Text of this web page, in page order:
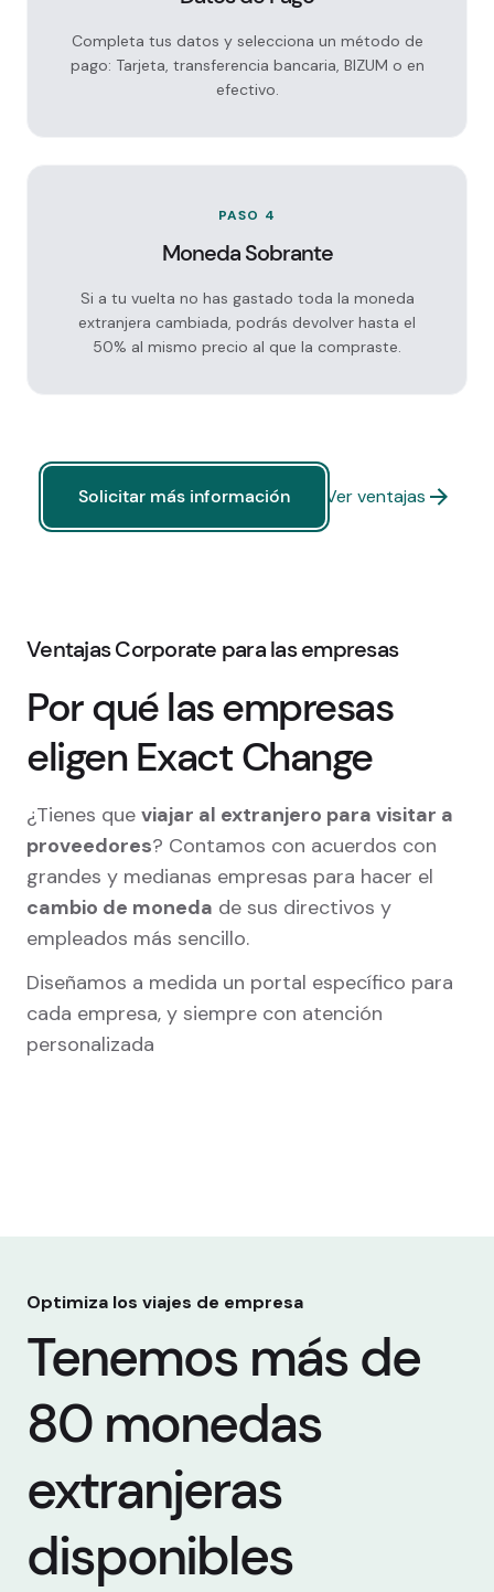
Completa tus datos y selecciona un método de
pago: Tarjeta, transferencia bancaria, BIZUM o en
efectivo.
PASO 4
Moneda Sobrante
Si a tu vuelta no has gastado toda la moneda
extranjera cambiada, podrás devolver hasta el
50% al mismo precio al que la compraste.
Solicitar más información
Solicitar más información
Ver ventajas
Ventajas Corporate para las empresas
Por qué las empresas
eligen Exact Change
¿Tienes que viajar al extranjero para visitar a
proveedores? Contamos con acuerdos con
grandes y medianas empresas para hacer el
cambio de moneda de sus directivos y
empleados más sencillo.
Diseñamos a medida un portal específico para
cada empresa, y siempre con atención
personalizada
Optimiza los viajes de empresa
Tenemos más de
80 monedas
extranjeras
disponibles